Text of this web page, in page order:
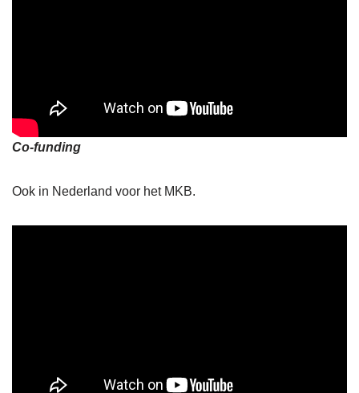
Co-funding
Ook in Nederland voor het MKB.